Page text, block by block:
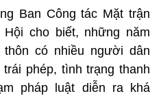
Ban Công tác Mặt trận
cho biết, những năm
có nhiều người dân
phép, tình trạng thanh
pháp luật diễn ra khá